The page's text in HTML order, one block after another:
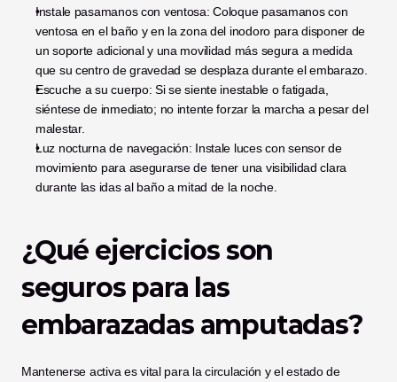
Instale pasamanos con ventosa: Coloque pasamanos con
ventosa en el baño y en la zona del inodoro para disponer de
un soporte adicional y una movilidad más segura a medida
que su centro de gravedad se desplaza durante el embarazo.
Escuche a su cuerpo: Si se siente inestable o fatigada,
siéntese de inmediato; no intente forzar la marcha a pesar del
malestar.
Luz nocturna de navegación: Instale luces con sensor de
movimiento para asegurarse de tener una visibilidad clara
durante las idas al baño a mitad de la noche.
¿Qué ejercicios son
seguros para las
embarazadas amputadas?
Mantenerse activa es vital para la circulación y el estado de